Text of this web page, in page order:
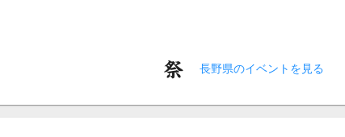
長野県のイベントを見る